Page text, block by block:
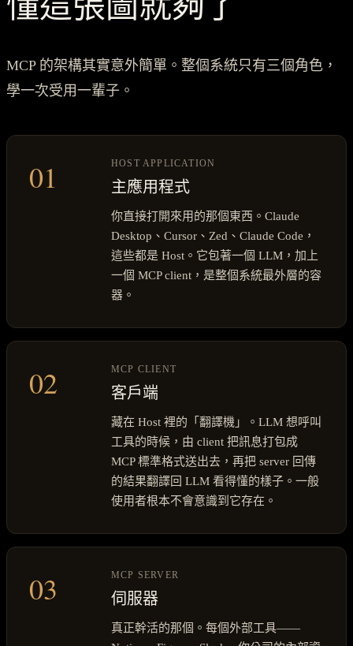
MCP 的架構其實意外簡單。整個系統只有三個角色，
學一次受用一輩子。
01 HOST APPLICATION
主應用程式
你直接打開來用的那個東西。Claude
Desktop、Cursor、Zed、Claude Code，
這些都是 Host。它包著一個 LLM，加上
一個 MCP client，是整個系統最外層的容
器。
02 MCP CLIENT
客戶端
藏在 Host 裡的「翻譯機」。LLM 想呼叫
工具的時候，由 client 把訊息打包成
MCP 標準格式送出去，再把 server 回傳
的結果翻譯回 LLM 看得懂的樣子。一般
使用者根本不會意識到它存在。
03 MCP SERVER
伺服器
真正幹活的那個。每個外部工具——